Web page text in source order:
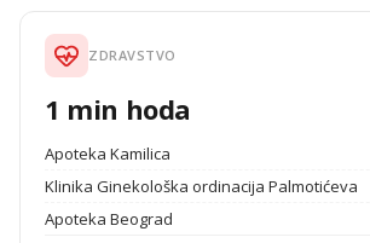
ZDRAVSTVO
1 min hoda
Apoteka Kamilica
Klinika Ginekološka ordinacija Palmotićeva
Apoteka Beograd